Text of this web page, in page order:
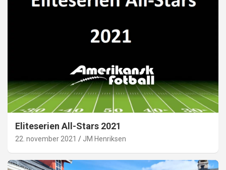
Eliteserien All-Stars 2021
22. november 2021 JM Henriksen